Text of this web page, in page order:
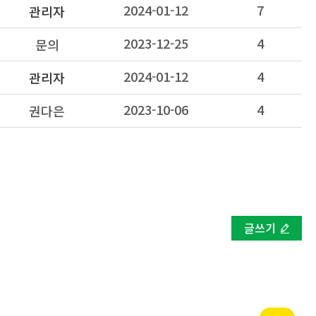
관리자 2024-01-12
7
문의 2023-12-25
4
관리자 2024-01-12
4
권다은 2023-10-06 4
글쓰기